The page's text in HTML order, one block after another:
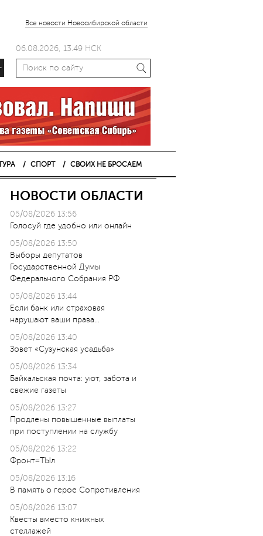
Все новости Новосибирской области
06.08.2026, 13.49 НСК
СПОРТ СВОИХ НЕ БРОСАЕМ
НОВОСТИ ОБЛАСТИ
05/08/2026 13:56
Голосуй где удобно или онлайн
05/08/2026 13:50
Выборы депутатов
Государственной Думы
Федерального Собрания РФ
05/08/2026 13:44
Если банк или страховая
нарушают ваши права…
05/08/2026 13:40
Зовет «Сузунская усадьба»
05/08/2026 13:34
Байкальская почта: уют, забота и
свежие газеты
05/08/2026 13:27
Продлены повышенные выплаты
при поступлении на службу
05/08/2026 13:22
Фронт=ТЫл
05/08/2026 13:16
В память о герое Сопротивления
05/08/2026 13:07
Квесты вместо книжных
стеллажей